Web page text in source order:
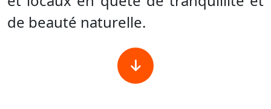
de beauté naturelle.